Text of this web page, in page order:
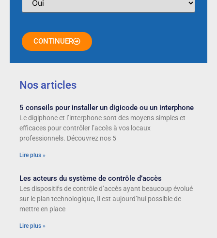
CONTINUER
Nos articles
5 conseils pour installer un digicode ou un interphone
Le digiphone et l’interphone sont des moyens simples et
efficaces pour contrôler l’accès à vos locaux
professionnels. Découvrez nos 5
Lire plus »
Les acteurs du système de contrôle d’accès
Les dispositifs de contrôle d’accès ayant beaucoup évolué
sur le plan technologique, Il est aujourd’hui possible de
mettre en place
Lire plus »